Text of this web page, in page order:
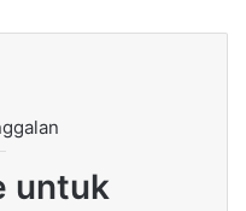
untuk